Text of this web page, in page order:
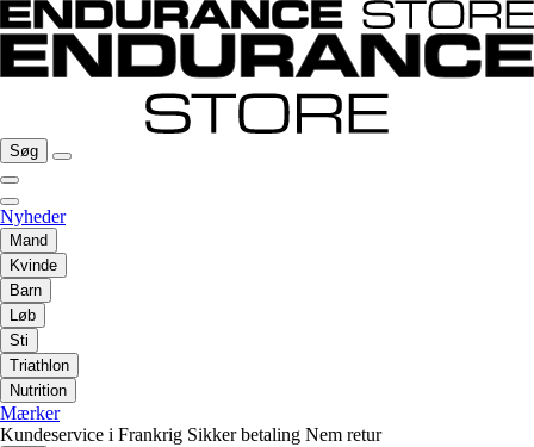
Søg
Nyheder
Mand
Kvinde
Barn
Løb
Sti
Triathlon
Nutrition
Mærker
Kundeservice i Frankrig Sikker betaling Nem retur